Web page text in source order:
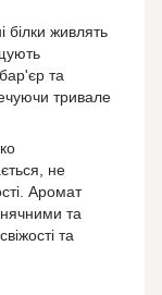
білки живлять
та
тривале
не
Аромат
та
та